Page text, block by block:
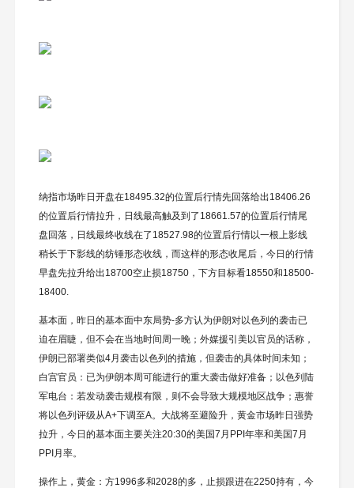
纳指市场昨日开盘在18495.32的位置后行情先回落给出18406.26
的位置后行情拉升，日线最高触及到了18661.57的位置后行情尾
盘回落，日线最终收线在了18527.98的位置后行情以一根上影线
稍长于下影线的纺锤形态收线，而这样的形态收尾后，今日的行情
早盘先拉升给出18700空止损18750，下方目标看18550和18500-
18400.
基本面，昨日的基本面中东局势-多方认为伊朗对以色列的袭击已
迫在眉睫，但不会在当地时间周一晚；外媒援引美以官员的话称，
伊朗已部署类似4月袭击以色列的措施，但袭击的具体时间未知；
白宫官员：已为伊朗本周可能进行的重大袭击做好准备；以色列陆
军电台：若发动袭击规模有限，则不会导致大规模地区战争；惠誉
将以色列评级从A+下调至A。大战将至避险升，黄金市场昨日强势
拉升，今日的基本面主要关注20:30的美国7月PPI年率和美国7月
PPI月率。
操作上，黄金：方1996多和2028的多，止损跟进在2250持有，今